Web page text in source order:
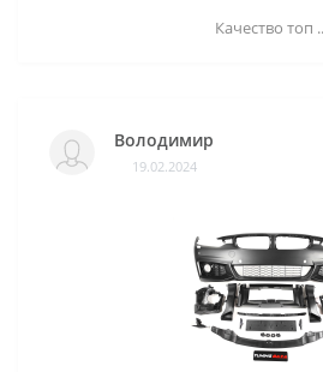
Качество топ ..
Володимир
19.02.2024